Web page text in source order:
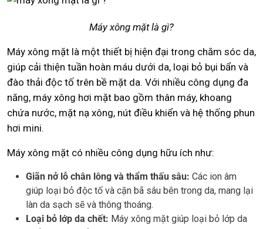
Máy xông mặt là gì?
Máy xông mặt là một thiết bị hiện đại trong chăm sóc da,
giúp cải thiện tuần hoàn máu dưới da, loại bỏ bụi bẩn và
đào thải độc tố trên bề mặt da. Với nhiều công dụng đa
năng, máy xông hơi mặt bao gồm thân máy, khoang
chứa nước, mặt nạ xông, nút điều khiển và hệ thống phun
hơi mini.
Máy xông mặt có nhiều công dụng hữu ích như:
Giãn nở lỗ chân lông và thẩm thấu sâu: Các ion âm
giúp loại bỏ độc tố và cặn bã sâu bên trong da, mang lại
làn da sạch sẽ và thông thoáng.
Loại bỏ lớp da chết: Máy xông mặt giúp loại bỏ lớp da